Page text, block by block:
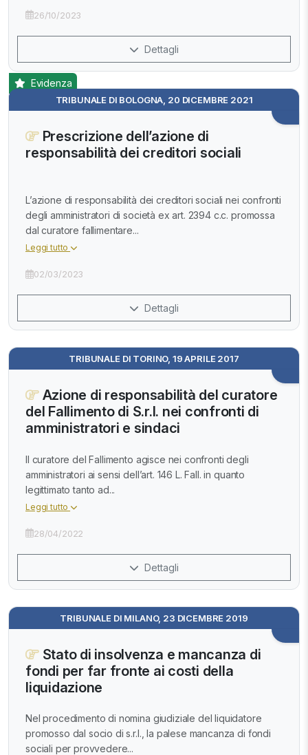
26/10/2023
Dettagli
TRIBUNALE DI BOLOGNA, 20 DICEMBRE 2021
Evidenza
Prescrizione dell’azione di
responsabilità dei creditori sociali
L’azione di responsabilità dei creditori sociali nei confronti
degli amministratori di società ex art. 2394 c.c. promossa
dal curatore fallimentare...
Leggi tutto
02/03/2023
Dettagli
TRIBUNALE DI TORINO, 19 APRILE 2017
Azione di responsabilità del curatore
del Fallimento di S.r.l. nei confronti di
amministratori e sindaci
Il curatore del Fallimento agisce nei confronti degli
amministratori ai sensi dell’art. 146 L. Fall. in quanto
legittimato tanto ad...
Leggi tutto
28/04/2022
Dettagli
TRIBUNALE DI MILANO, 23 DICEMBRE 2019
Stato di insolvenza e mancanza di
fondi per far fronte ai costi della
liquidazione
Nel procedimento di nomina giudiziale del liquidatore
promosso dal socio di s.r.l., la palese mancanza di fondi
sociali per provvedere...